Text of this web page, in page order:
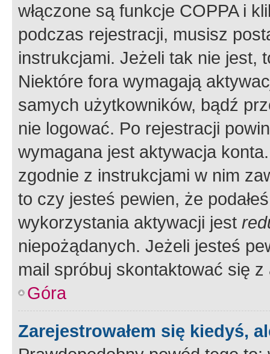
włączone są funkcje COPPA i
podczas rejestracji, musisz
instrukcjami. Jeżeli tak nie jest,
Niektóre fora wymagają
samych użytkowników, bądź
nie logować. Po rejestracji
wymagana jest aktywacja
zgodnie z instrukcjami w nim
to czy jesteś pewien, że
wykorzystania aktywacji jest
niepożądanych. Jeżeli jesteś
mail spróbuj skontaktować się
Góra
Zarejestrowałem się kiedyś,